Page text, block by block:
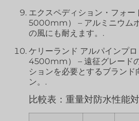
エクスペディション・フォー
5000mm） – アルミニウム
の風にも耐えます。.
ケリーランド アルパインプロ
4500mm） – 遠征グレード
ションを必要とするブランド
ン。.
比較表：重量対防水性能